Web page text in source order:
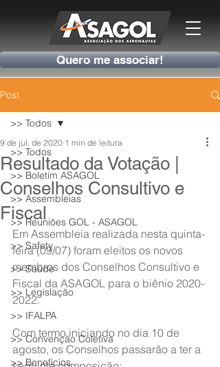
Quero me associar!
Post
>> Todos
>> Boletim ASAGOL
>> Assembleias
>> Reuniões GOL - ASAGOL
>> Safety
>> Saúde
>> Legislação
>> IFALPA
>> Convenção Coletiva
>> Benefícios
>> Todos
Resultado da Votação |
Conselhos Consultivo e
Fiscal
9 de jul. de 2020 1 min de leitura
Em Assembleia realizada nesta quinta-
feira (09/07) foram eleitos os novos
membros dos Conselhos Consultivo e
Fiscal da ASAGOL para o biênio 2020-
2022.
Com termo iniciando no dia 10 de
agosto, os Conselhos passarão a ter a